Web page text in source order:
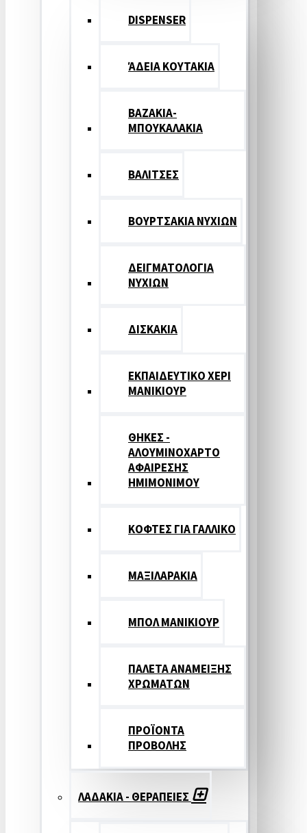
DISPENSER
ΆΔΕΙΑ ΚΟΥΤΑΚΙΑ
ΒΑΖΑΚΙΑ-
ΜΠΟΥΚΑΛΑΚΙΑ
ΒΑΛΙΤΣΕΣ
ΒΟΥΡΤΣΑΚΙΑ ΝΥΧΙΩΝ
ΔΕΙΓΜΑΤΟΛΟΓΙΑ
ΝΥΧΙΩΝ
ΔΙΣΚΑΚΙΑ
ΕΚΠΑΙΔΕΥΤΙΚΟ ΧΕΡΙ
ΜΑΝΙΚΙΟΥΡ
ΘΗΚΕΣ -
ΑΛΟΥΜΙΝΟΧΑΡΤΟ
ΑΦΑΙΡΕΣΗΣ
ΗΜΙΜΟΝΙΜΟΥ
ΚΟΦΤΕΣ ΓΙΑ ΓΑΛΛΙΚΟ
ΜΑΞΙΛΑΡΑΚΙΑ
ΜΠΟΛ ΜΑΝΙΚΙΟΥΡ
ΠΑΛΕΤΑ ΑΝΑΜΕΙΞΗΣ
ΧΡΩΜΑΤΩΝ
ΠΡΟΪΟΝΤΑ
ΠΡΟΒΟΛΗΣ
ΛΑΔΑΚΙΑ - ΘΕΡΑΠΕΙΕΣ